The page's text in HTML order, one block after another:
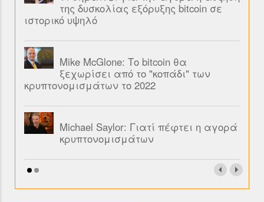
της δυσκολίας εξόρυξης bitcoin σε
ιστορικό υψηλό
Mike McGlone: Το bitcoin θα
ξεχωρίσει από το "κοπάδι" των
κρυπτονομισμάτων το 2022
Michael Saylor: Γιατί πέφτει η αγορά
κρυπτονομισμάτων